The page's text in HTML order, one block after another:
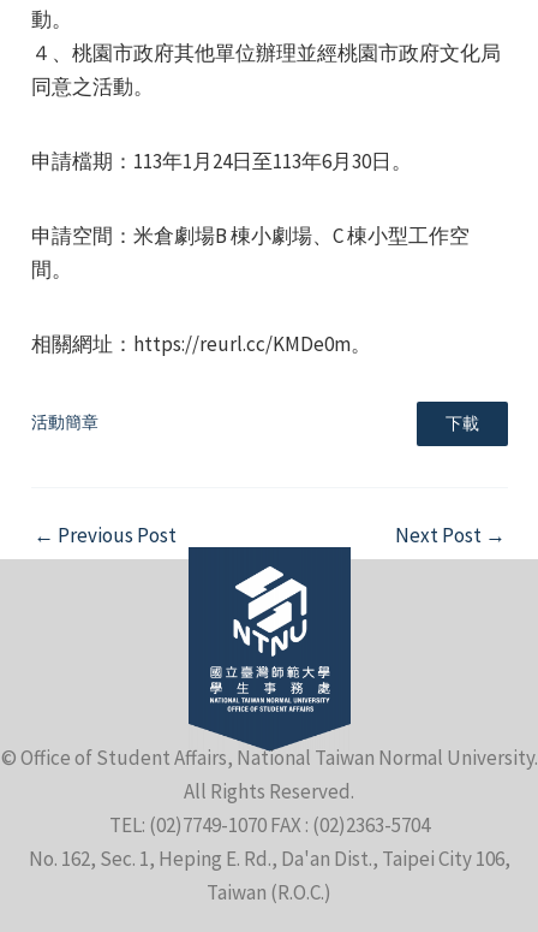
動。
４、桃園市政府其他單位辦理並經桃園市政府文化局
同意之活動。
申請檔期：113年1月24日至113年6月30日。
申請空間：米倉劇場B 棟小劇場、C 棟小型工作空
間。
相關網址：https://reurl.cc/KMDe0m。
活動簡章 下載
Post
navigation
← Previous Post Next Post →
© Office of Student Affairs, National Taiwan Normal University.
All Rights Reserved.
TEL: (02)7749-1070 FAX : (02)2363-5704
No. 162, Sec. 1, Heping E. Rd., Da'an Dist., Taipei City 106,
Taiwan (R.O.C.)